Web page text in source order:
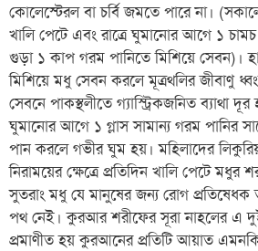
কোলেস্টেরল বা চর্বি জমতে পারে না।
খালি পেটে এবং রাত্রে ঘুমানোর আগে ১
গুড়া ১ কাপ গরম পানিতে মিশিয়ে সেবন)।
মিশিয়ে মধু সেবন করলে মূত্রথলির জীবাণু
সেবনে পাকস্থলীতে গ্যাস্ট্রিকজনিত ব্যাথা
ঘুমানোর আগে ১ গ্লাস সামান্য গরম পানির
পান করলে গভীর ঘুম হয়। মহিলাদের
নিরাময়ের ক্ষেত্রে প্রতিদিন খালি পেটে
সুতরাং মধু যে মানুষের জন্য রোগ
পথ নেই। কুরআর শরীফের সূরা নাহলের এ
প্রমাণীত হয় কুরআনের প্রতিটি আয়াত এমনকি